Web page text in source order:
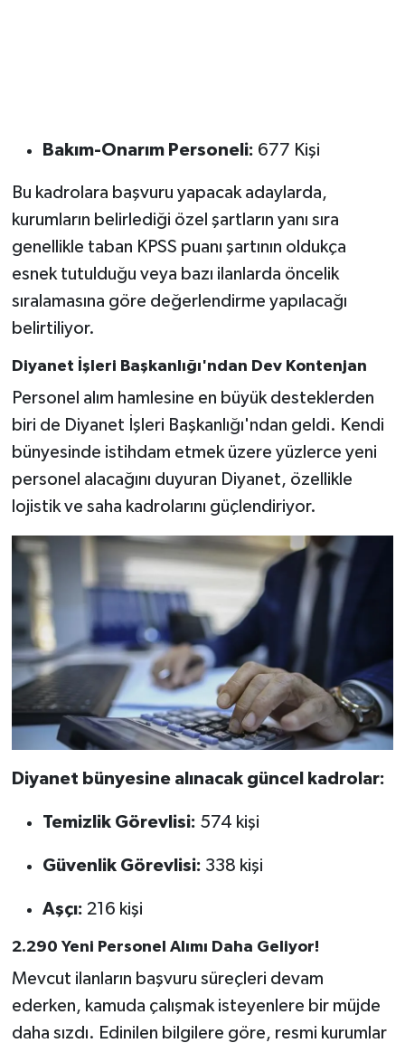
Bakım-Onarım Personeli: 677 Kişi
Bu kadrolara başvuru yapacak adaylarda,
kurumların belirlediği özel şartların yanı sıra
genellikle taban KPSS puanı şartının oldukça
esnek tutulduğu veya bazı ilanlarda öncelik
sıralamasına göre değerlendirme yapılacağı
belirtiliyor.
Diyanet İşleri Başkanlığı'ndan Dev Kontenjan
Personel alım hamlesine en büyük desteklerden
biri de Diyanet İşleri Başkanlığı'ndan geldi. Kendi
bünyesinde istihdam etmek üzere yüzlerce yeni
personel alacağını duyuran Diyanet, özellikle
lojistik ve saha kadrolarını güçlendiriyor.
Diyanet bünyesine alınacak güncel kadrolar:
Temizlik Görevlisi: 574 kişi
Güvenlik Görevlisi: 338 kişi
Aşçı: 216 kişi
2.290 Yeni Personel Alımı Daha Geliyor!
Mevcut ilanların başvuru süreçleri devam
ederken, kamuda çalışmak isteyenlere bir müjde
daha sızdı. Edinilen bilgilere göre, resmi kurumlar